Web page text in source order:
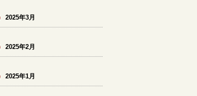
2025年3月
2025年2月
2025年1月